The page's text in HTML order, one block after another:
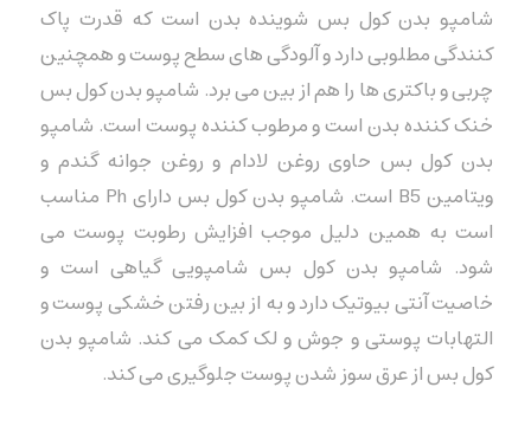
شامپو بدن کول بس شوینده بدن است که قدرت پاک
کنندگی مطلوبی دارد و آلودگی های سطح پوست و همچنین
چربی و باکتری ها را هم از بین می برد. شامپو بدن کول بس
خنک کننده بدن است و مرطوب کننده پوست است. شامپو
بدن کول بس حاوی روغن لادام و روغن جوانه گندم و
ویتامین B5 است. شامپو بدن کول بس دارای Ph مناسب
است به همین دلیل موجب افزایش رطوبت پوست می
شود. شامپو بدن کول بس شامپویی گیاهی است و
خاصیت آنتی بیوتیک دارد و به از بین رفتن خشکی پوست و
التهابات پوستی و جوش و لک کمک می کند. شامپو بدن
کول بس از عرق سوز شدن پوست جلوگیری می کند.